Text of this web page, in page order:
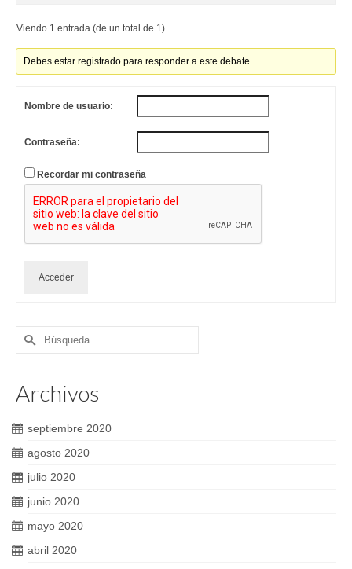
Viendo 1 entrada (de un total de 1)
Debes estar registrado para responder a este debate.
Nombre de usuario:
Contraseña:
Recordar mi contraseña
Acceder
Buscar
por:
Archivos
septiembre 2020
agosto 2020
julio 2020
junio 2020
mayo 2020
abril 2020